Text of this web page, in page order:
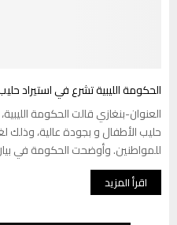
الحكومة الليبية تشرع في استيراد
العنوان-بنغازي قالت الحكومة
حليب الأطفال و بجودة عالية،
للمواطنين. وأوضحت الحكومة في
اقرأ المزيد